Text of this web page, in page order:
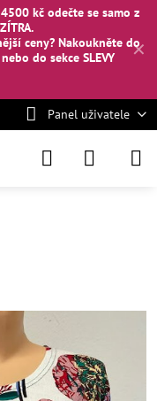
✕
4500 kč odečte se samo z
ceny? Nakoukněte do
nebo do sekce SLEVY
Panel uživatele